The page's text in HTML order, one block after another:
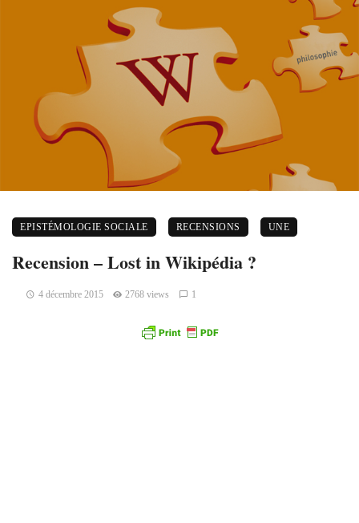
EPISTÉMOLOGIE SOCIALE RECENSIONS UNE
Recension – Lost in Wikipédia ?
4 décembre 2015 2768 views 1